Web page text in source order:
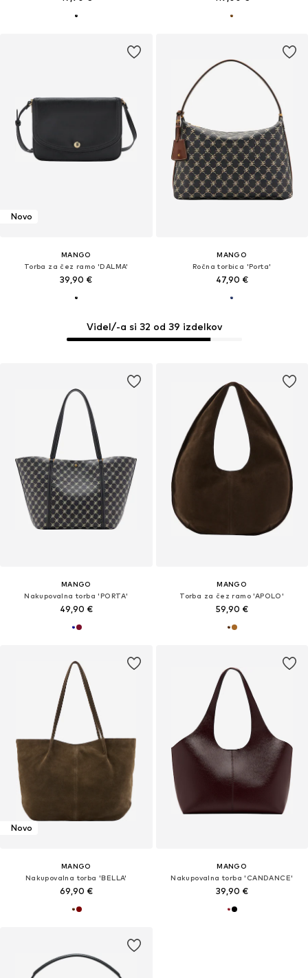
Novo
MANGO
Torba za čez ramo 'DALMA'
39,90 €
MANGO
Ročna torbica 'Porta'
47,90 €
MANGO
Nakupovalna torba 'PORTA'
49,90 €
Videl/-a si 32 od 39 izdelkov
MANGO
Torba za čez ramo 'APOLO'
59,90 €
Novo
MANGO
Nakupovalna torba 'BELLA'
69,90 €
MANGO
Nakupovalna torba 'CANDANCE'
39,90 €